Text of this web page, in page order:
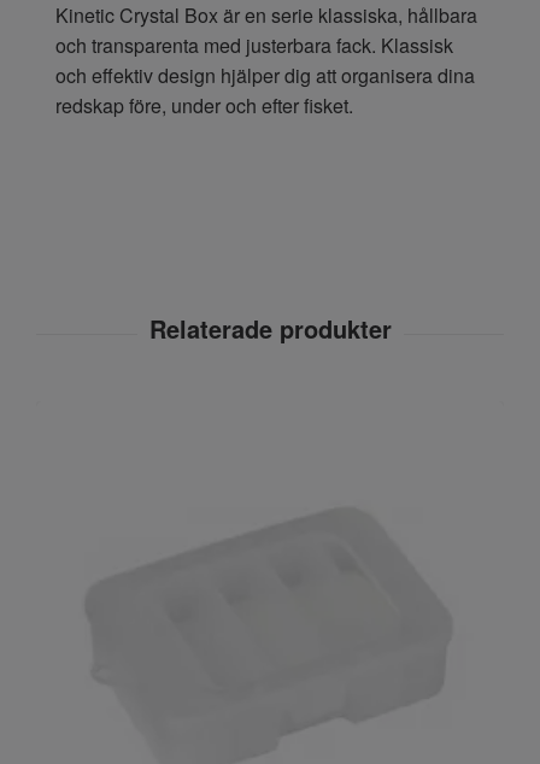
Kinetic Crystal Box är en serie klassiska, hållbara
och transparenta med justerbara fack. Klassisk
och effektiv design hjälper dig att organisera dina
redskap före, under och efter fisket.